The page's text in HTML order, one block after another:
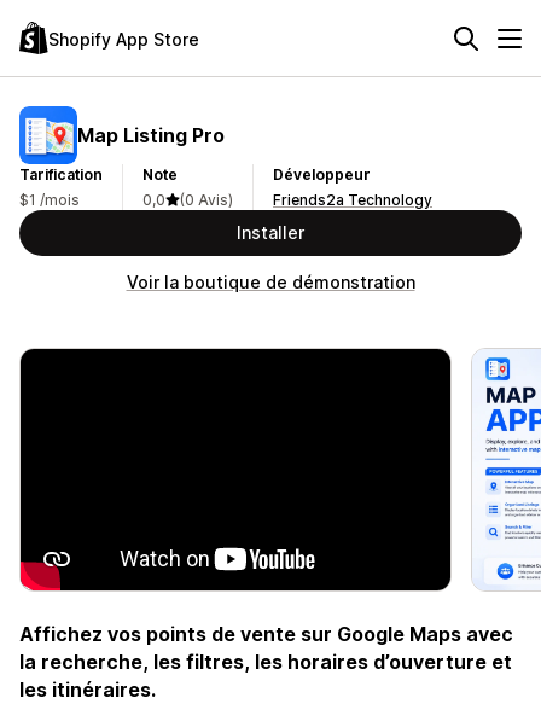
Shopify App Store
Map Listing Pro
Tarification
$1 /mois
Note
0,0
(0 Avis)
Développeur
Friends2a Technology
Installer
Voir la boutique de démonstration
Affichez vos points de vente sur Google Maps avec
la recherche, les filtres, les horaires d’ouverture et
les itinéraires.